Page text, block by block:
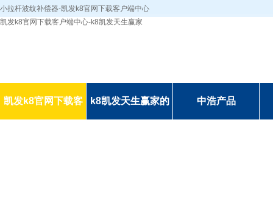
小拉杆波纹补偿器-凯发k8官网下载客户端中心
凯发k8官网下载客户端中心-k8凯发天生赢家
凯发k8官网下载客 k8凯发天生赢家的 中浩产品